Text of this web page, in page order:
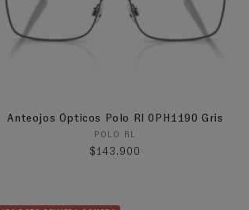
Anteojos Ópticos Polo Rl 0PH1190 Gris
Proveedor:
POLO RL
Precio habitual
$143.900